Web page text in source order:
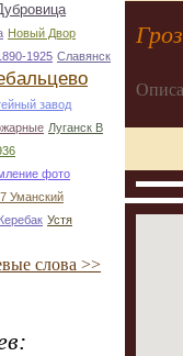
Новый Двор
1925 Славянск
завод
Луганск В
фото
Уманский
Устя
слова >>